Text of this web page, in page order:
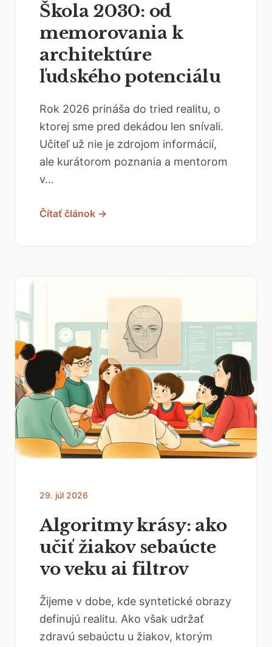
Škola 2030: od
memorovania k
architektúre
ľudského potenciálu
Rok 2026 prináša do tried realitu, o
ktorej sme pred dekádou len snívali.
Učiteľ už nie je zdrojom informácií,
ale kurátorom poznania a mentorom
v...
Čítať článok →
29. júl 2026
Algoritmy krásy: ako
učiť žiakov sebaúcte
vo veku ai filtrov
Žijeme v dobe, kde syntetické obrazy
definujú realitu. Ako však udržať
zdravú sebaúctu u žiakov, ktorým